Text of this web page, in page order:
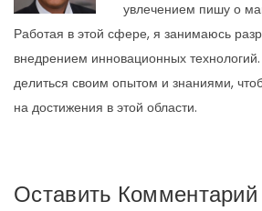
увлечением пишу о
Работая в этой сфере, я занимаюсь
внедрением инновационных
делиться своим опытом и знаниями,
на достижения в этой области.
Оставить Комментарий